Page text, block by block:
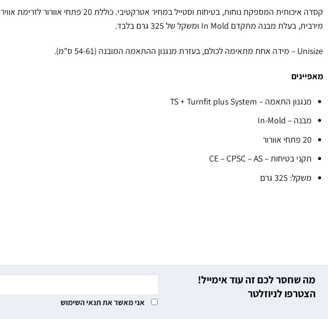
קסדה איכותית המספקת נוחות, בטיחות וסטייל במחיר אטרקטיבי. כוללת 20 פתחי אוורור לזרימת אוויר
מירבית, בעלת מבנה מתקדם In Mold ומשקל של 325 גרם בלבד.
Unisize – מידה אחת מתאימה לכולם, בעזרת מנגנון ההתאמה המובנה (54-61 ס"מ).
מאפיינים
מנגנון התאמה – TS + Turnfit plus System
מבנה – In-Mold
20 פתחי אוורור
תקני בטיחות – CE – CPSC – AS
משקל: 325 גרם
מה שחסר לכם זה עוד אימייל!
הצטרפו לניוזלטר
אני מאשר את תנאי השימוש